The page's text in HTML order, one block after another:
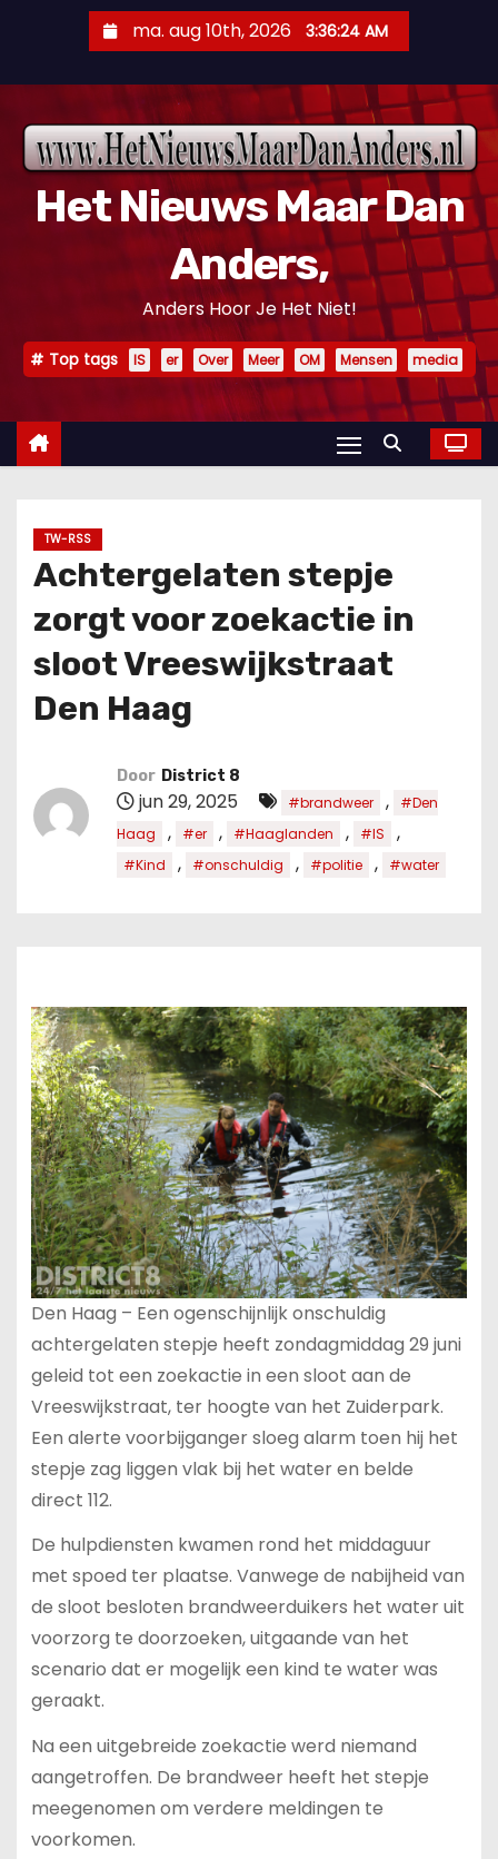
n
ma. aug 10th, 2026 3:36:26 AM
Het Nieuws Maar Dan
Anders,
Anders Hoor Je Het Niet!
Top tags IS er Over Meer OM Mensen media
TW-RSS
Achtergelaten stepje
zorgt voor zoekactie in
sloot Vreeswijkstraat
Den Haag
Door District 8
jun 29, 2025 #brandweer ,
#Den
Haag
, #er , #Haaglanden , #IS ,
#Kind , #onschuldig , #politie , #water
Den Haag – Een ogenschijnlijk onschuldig
achtergelaten stepje heeft zondagmiddag 29 juni
geleid tot een zoekactie in een sloot aan de
Vreeswijkstraat, ter hoogte van het Zuiderpark.
Een alerte voorbijganger sloeg alarm toen hij het
stepje zag liggen vlak bij het water en belde
direct 112.
De hulpdiensten kwamen rond het middaguur
met spoed ter plaatse. Vanwege de nabijheid van
de sloot besloten brandweerduikers het water uit
voorzorg te doorzoeken, uitgaande van het
scenario dat er mogelijk een kind te water was
geraakt.
Na een uitgebreide zoekactie werd niemand
aangetroffen. De brandweer heeft het stepje
meegenomen om verdere meldingen te
voorkomen.